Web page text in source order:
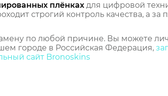
плёнках для цифровой
строгий контроль качества, а
по любой причине. Вы можете
городе в Российская Федерация,
сайт Bronoskins